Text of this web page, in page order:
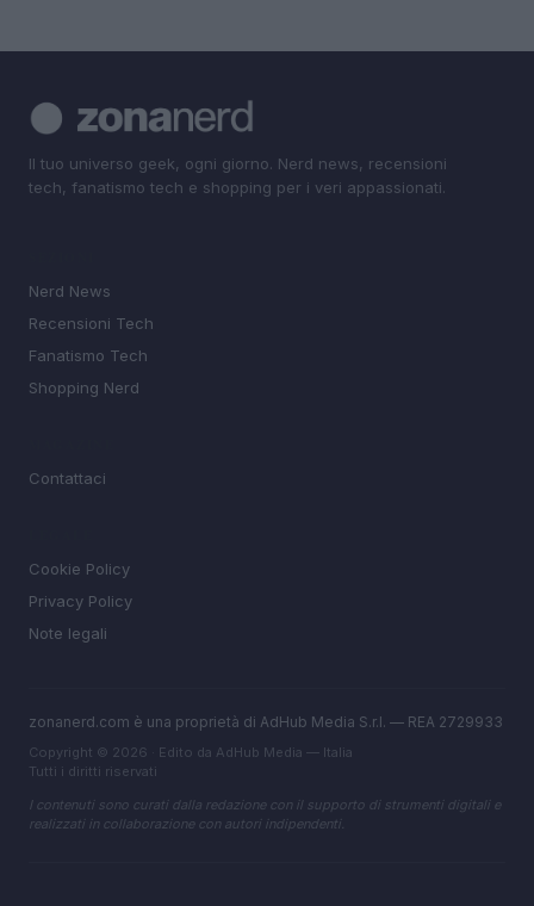
Il tuo universo geek, ogni giorno. Nerd news, recensioni
tech, fanatismo tech e shopping per i veri appassionati.
Nerd News
Recensioni Tech
Fanatismo Tech
Shopping Nerd
Contattaci
Cookie Policy
Privacy Policy
Note legali
zonanerd.com è una proprietà di AdHub Media S.r.l. — REA 2729933
Copyright © 2026 · Edito da AdHub Media — Italia
Tutti i diritti riservati
I contenuti sono curati dalla redazione con il supporto di strumenti digitali e
realizzati in collaborazione con autori indipendenti.